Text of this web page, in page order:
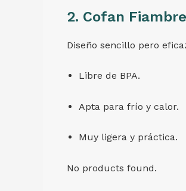
2. Cofan
Diseño sencillo pero
Libre de BPA.
Apta para frío y calor.
Muy ligera y práctica.
No products found.